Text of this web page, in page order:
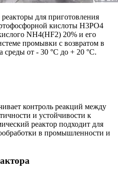
для приготовления
кислоты H3PO4
NH4(HF2) 20% и его
промывки с возвратом в
среды от - 30 °С до + 20 °С.
контроль реакций между
и устойчивости к
реактор подходит для
в промышленности и